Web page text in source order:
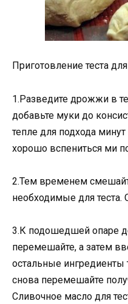
Приготовление теста
1.Разведите дрожжи в
добавьте муки до
тепле для подхода
хорошо вспениться ми
2.Тем временем
необходимые для теста.
3.К подошедшей опаре
перемешайте, а затем
остальные ингредиенты
снова перемешайте
Сливочное масло для